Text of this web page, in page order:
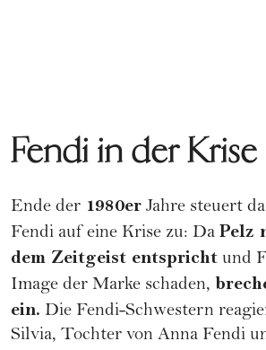
Fendi in der Krise
Ende der 1980er Jahre steuert
Fendi auf eine Krise zu: Da Pelz
dem Zeitgeist entspricht und
Image der Marke schaden,
ein. Die Fendi-Schwestern
Silvia, Tochter von Anna Fendi